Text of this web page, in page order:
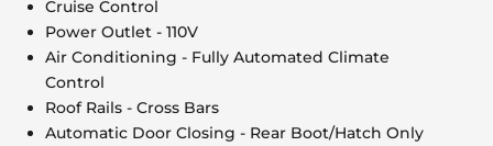
Cruise Control
Power Outlet - 110V
Air Conditioning - Fully Automated Climate
Control
Roof Rails - Cross Bars
Automatic Door Closing - Rear Boot/Hatch Only